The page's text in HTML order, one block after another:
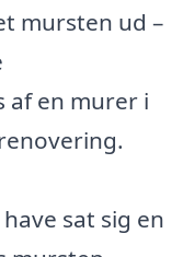
mursten ud –
af en murer i
sat sig en